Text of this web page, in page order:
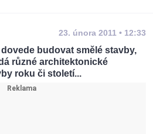
23. února 2011 • 12:33
budovat smělé stavby,
různé architektonické
roku či století...